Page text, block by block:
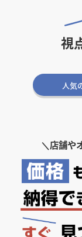
視
雰囲気・印
シンプル
人気